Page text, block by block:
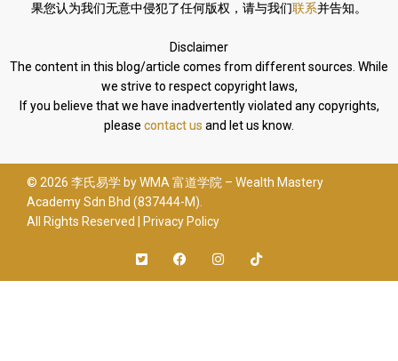
果您认为我们无意中侵犯了任何版权，请与我们联系并告知。
Disclaimer
The content in this blog/article comes from different sources. While
we strive to respect copyright laws,
If you believe that we have inadvertently violated any copyrights,
please contact us and let us know.
© 2026 李氏易学 by WMA 富道学院 – Wealth Mastery
Academy Sdn Bhd (837444-M).
All Rights Reserved |
Privacy Policy